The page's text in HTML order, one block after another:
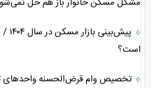
است؟
تخصیص وام قرض‌الحسنه